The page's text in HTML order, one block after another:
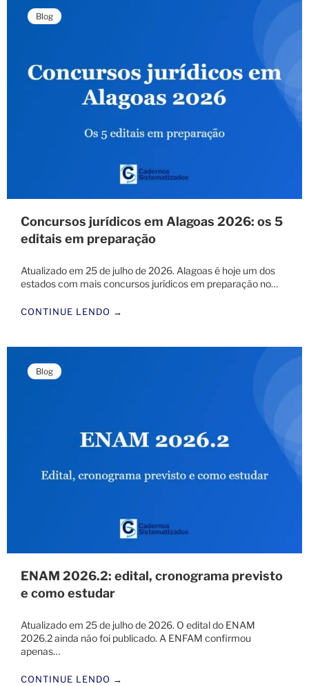
Blog
Concursos jurídicos em Alagoas 2026: os 5
editais em preparação
Atualizado em 25 de julho de 2026. Alagoas é hoje um dos
estados com mais concursos jurídicos em preparação no…
CONTINUE LENDO →
Blog
ENAM 2026.2: edital, cronograma previsto
e como estudar
Atualizado em 25 de julho de 2026. O edital do ENAM
2026.2 ainda não foi publicado. A ENFAM confirmou
apenas…
CONTINUE LENDO →